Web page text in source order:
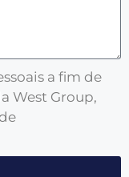
a fim de
West Group,